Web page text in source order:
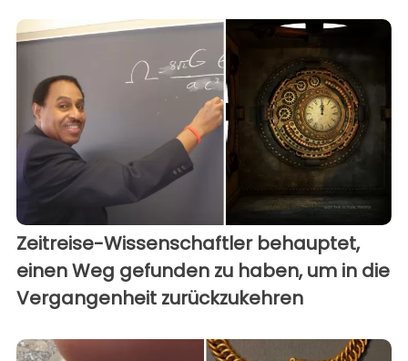
Zeitreise-Wissenschaftler behauptet,
einen Weg gefunden zu haben, um in die
Vergangenheit zurückzukehren